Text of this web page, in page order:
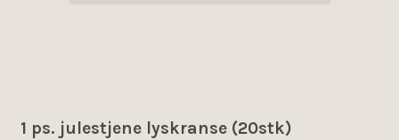
1 ps. julestjene lyskranse (20stk)